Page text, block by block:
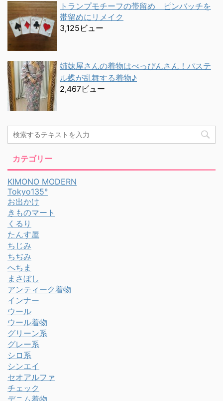
トランプモチーフの帯留め ピンバッチを
帯留めにリメイク
3,125ビュー
姉妹屋さんの着物はべっぴんさん！パステ
ル蝶が乱舞する着物♪
2,467ビュー
カテゴリー
KIMONO MODERN
Tokyo135°
お出かけ
きものマート
くるり
たんす屋
ちじみ
ちぢみ
へちま
まさぼし
アンティーク着物
インナー
ウール
ウール着物
グリーン系
グレー系
シロ系
シンエイ
セオアルファ
チェック
デニム着物